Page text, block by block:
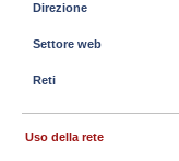
Direzione
Settore web
Reti
Uso della rete